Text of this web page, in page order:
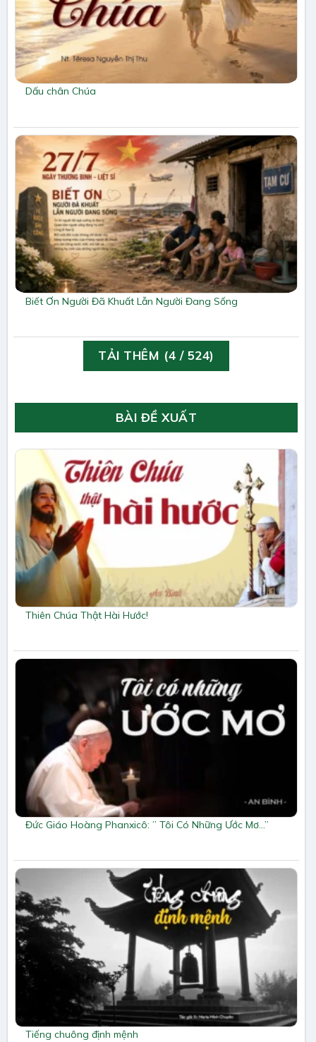
Dấu chân Chúa
Biết Ơn Người Đã Khuất Lẫn Người Đang Sống
TẢI THÊM (4 / 524)
BÀI ĐỀ XUẤT
Thiên Chúa Thật Hài Hước!
Đức Giáo Hoàng Phanxicô: ” Tôi Có Những Ước Mơ…”
Tiếng chuông định mệnh